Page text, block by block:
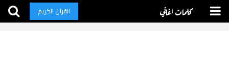
كلمات اغاني القران الكريم